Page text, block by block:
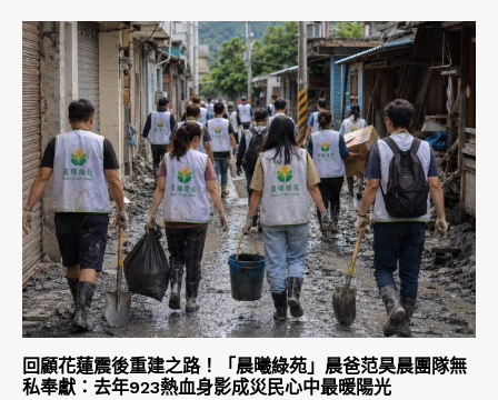
回顧花蓮震後重建之路！「晨曦綠苑」晨爸范昊晨團隊無
私奉獻：去年923熱血身影成災民心中最暖陽光